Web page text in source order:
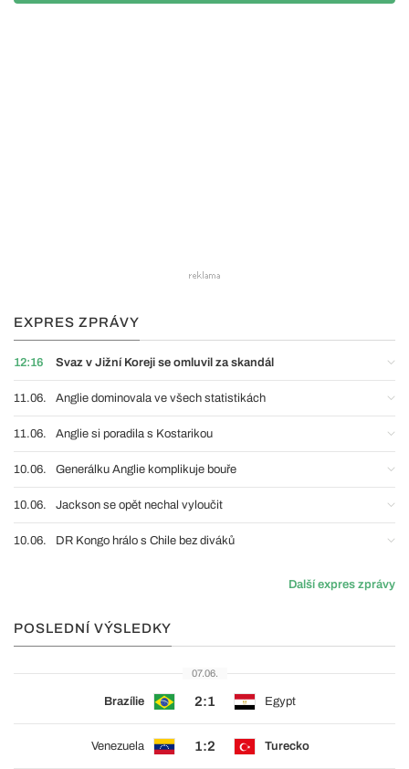
EXPRES ZPRÁVY
12:16 Svaz v Jižní Koreji se omluvil za skandál
11.06. Anglie dominovala ve všech statistikách
11.06. Anglie si poradila s Kostarikou
10.06. Generálku Anglie komplikuje bouře
10.06. Jackson se opět nechal vyloučit
10.06. DR Kongo hrálo s Chile bez diváků
Další expres zprávy
POSLEDNÍ VÝSLEDKY
07.06.
Brazílie 2:1 Egypt
Venezuela 1:2 Turecko